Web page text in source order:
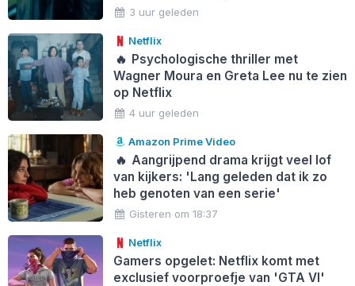
3 uur geleden
Netflix
🔥 Psychologische thriller met
Wagner Moura en Greta Lee nu te zien
op Netflix
4 uur geleden
Amazon Prime Video
🔥 Aangrijpend drama krijgt veel lof
van kijkers: 'Lang geleden dat ik zo
heb genoten van een serie'
Gisteren om 18:37
Netflix
Gamers opgelet: Netflix komt met
exclusief voorproefje van 'GTA VI'